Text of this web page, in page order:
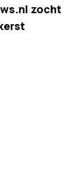
zocht